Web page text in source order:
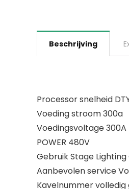
Beschrijving
Processor snelheid
Voeding stroom 300a
Voedingsvoltage 300A
POWER 480V
Gebruik Stage
Aanbevolen service
Kavelnummer